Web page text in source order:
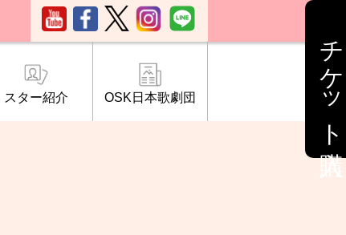
チケット購入
スター紹介 OSK日本歌劇団